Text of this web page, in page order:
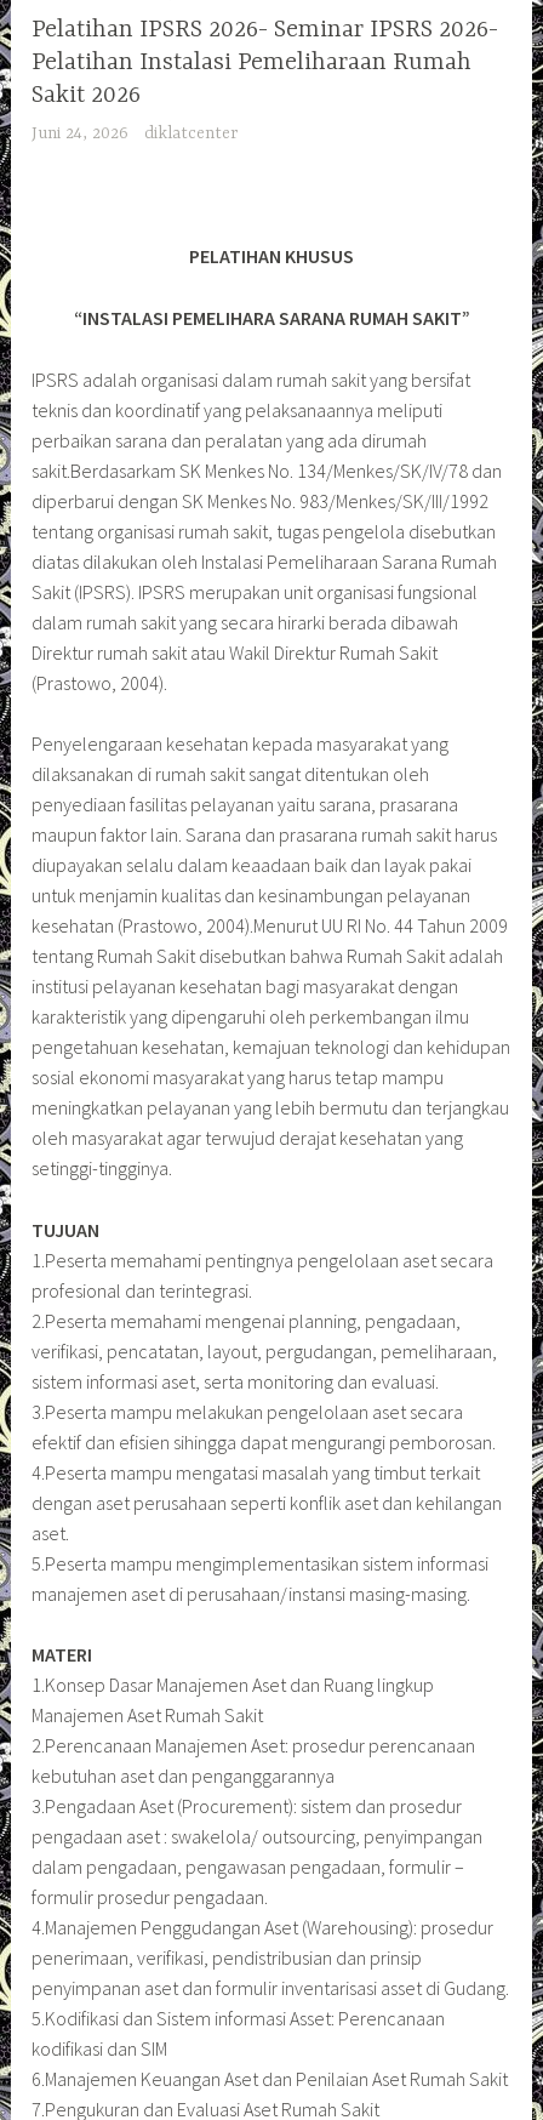
Pelatihan IPSRS 2026- Seminar IPSRS 2026-
Pelatihan Instalasi Pemeliharaan Rumah
Sakit 2026
Juni 24, 2026 diklatcenter
PELATIHAN KHUSUS
“INSTALASI PEMELIHARA SARANA RUMAH SAKIT”
IPSRS adalah organisasi dalam rumah sakit yang bersifat
teknis dan koordinatif yang pelaksanaannya meliputi
perbaikan sarana dan peralatan yang ada dirumah
sakit.Berdasarkam SK Menkes No. 134/Menkes/SK/IV/78 dan
diperbarui dengan SK Menkes No. 983/Menkes/SK/III/1992
tentang organisasi rumah sakit, tugas pengelola disebutkan
diatas dilakukan oleh Instalasi Pemeliharaan Sarana Rumah
Sakit (IPSRS). IPSRS merupakan unit organisasi fungsional
dalam rumah sakit yang secara hirarki berada dibawah
Direktur rumah sakit atau Wakil Direktur Rumah Sakit
(Prastowo, 2004).
Penyelengaraan kesehatan kepada masyarakat yang
dilaksanakan di rumah sakit sangat ditentukan oleh
penyediaan fasilitas pelayanan yaitu sarana, prasarana
maupun faktor lain. Sarana dan prasarana rumah sakit harus
diupayakan selalu dalam keaadaan baik dan layak pakai
untuk menjamin kualitas dan kesinambungan pelayanan
kesehatan (Prastowo, 2004).Menurut UU RI No. 44 Tahun 2009
tentang Rumah Sakit disebutkan bahwa Rumah Sakit adalah
institusi pelayanan kesehatan bagi masyarakat dengan
karakteristik yang dipengaruhi oleh perkembangan ilmu
pengetahuan kesehatan, kemajuan teknologi dan kehidupan
sosial ekonomi masyarakat yang harus tetap mampu
meningkatkan pelayanan yang lebih bermutu dan terjangkau
oleh masyarakat agar terwujud derajat kesehatan yang
setinggi-tingginya.
TUJUAN
1.Peserta memahami pentingnya pengelolaan aset secara
profesional dan terintegrasi.
2.Peserta memahami mengenai planning, pengadaan,
verifikasi, pencatatan, layout, pergudangan, pemeliharaan,
sistem informasi aset, serta monitoring dan evaluasi.
3.Peserta mampu melakukan pengelolaan aset secara
efektif dan efisien sihingga dapat mengurangi pemborosan.
4.Peserta mampu mengatasi masalah yang timbut terkait
dengan aset perusahaan seperti konflik aset dan kehilangan
aset.
5.Peserta mampu mengimplementasikan sistem informasi
manajemen aset di perusahaan/instansi masing-masing.
MATERI
1.Konsep Dasar Manajemen Aset dan Ruang lingkup
Manajemen Aset Rumah Sakit
2.Perencanaan Manajemen Aset: prosedur perencanaan
kebutuhan aset dan penganggarannya
3.Pengadaan Aset (Procurement): sistem dan prosedur
pengadaan aset : swakelola/ outsourcing, penyimpangan
dalam pengadaan, pengawasan pengadaan, formulir –
formulir prosedur pengadaan.
4.Manajemen Penggudangan Aset (Warehousing): prosedur
penerimaan, verifikasi, pendistribusian dan prinsip
penyimpanan aset dan formulir inventarisasi asset di Gudang.
5.Kodifikasi dan Sistem informasi Asset: Perencanaan
kodifikasi dan SIM
6.Manajemen Keuangan Aset dan Penilaian Aset Rumah Sakit
7.Pengukuran dan Evaluasi Aset Rumah Sakit